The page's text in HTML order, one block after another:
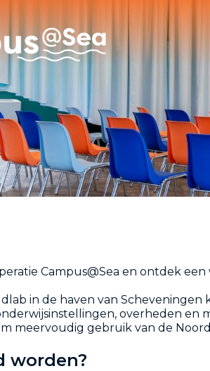
Campus@Sea en ontdek
in de haven van
overheden en
meervoudig gebruik van de
worden?